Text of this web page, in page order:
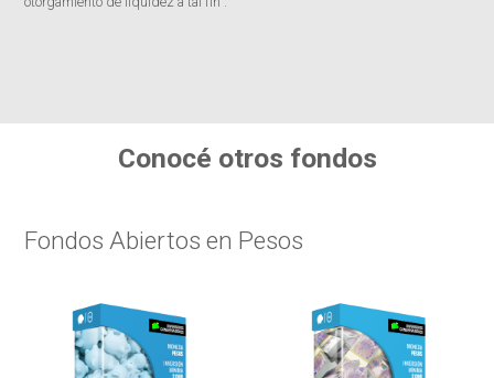
Conocé otros fondos
Fondos Abiertos en Pesos